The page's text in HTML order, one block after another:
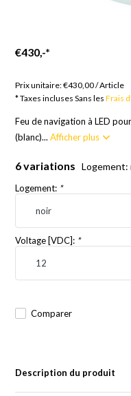
€430,-*
Prix unitaire:€430,00/Article
* Taxes incluses Sans lesFrais
Feu de navigation à LED
(blanc)...Afficher plus
6 variations Logement:
Logement: *
Voltage [VDC]: *
Comparer
Description du produit